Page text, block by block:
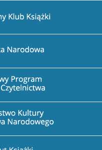
Narodowa
Program Rozwoju
Kultury i Dziedzictwa